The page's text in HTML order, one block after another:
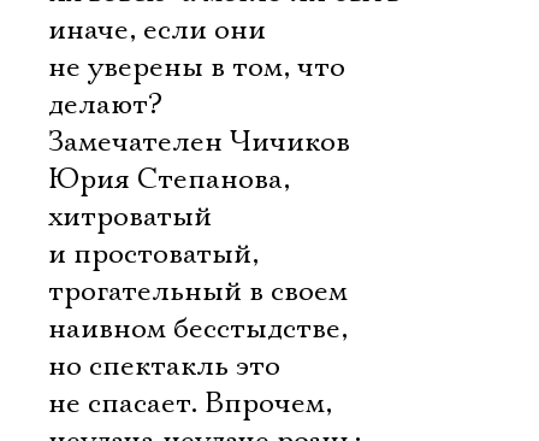
иначе, если они
не уверены в том, что
делают?
Замечателен Чичиков
Юрия Степанова,
хитроватый
и простоватый,
трогательный в своем
наивном бесстыдстве,
но спектакль это
не спасает. Впрочем,